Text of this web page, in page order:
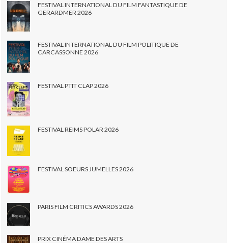
FESTIVAL INTERNATIONAL DU FILM FANTASTIQUE DE
GERARDMER 2026
FESTIVAL INTERNATIONAL DU FILM POLITIQUE DE
CARCASSONNE 2026
FESTIVAL PTIT CLAP 2026
FESTIVAL REIMS POLAR 2026
FESTIVAL SOEURS JUMELLES 2026
PARIS FILM CRITICS AWARDS 2026
PRIX CINÉMA DAME DES ARTS